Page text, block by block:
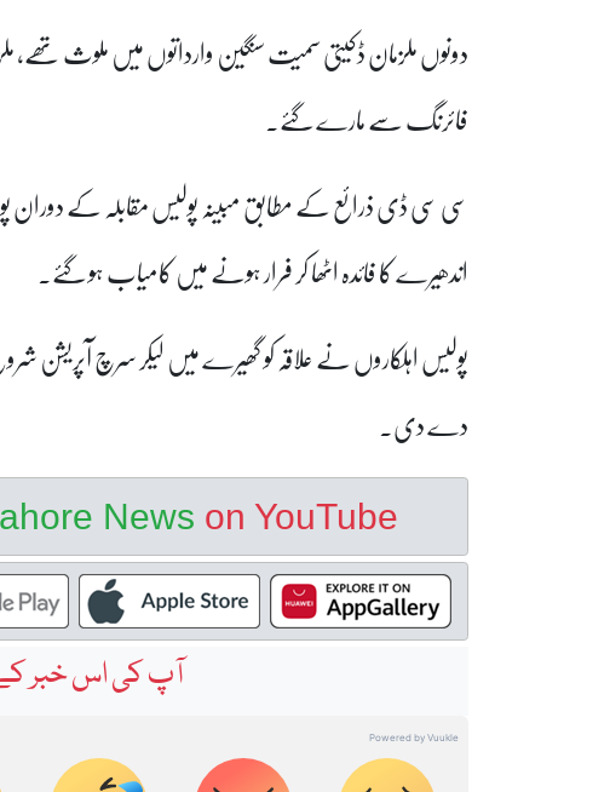
دونوں ملزمان ڈکیتی سمیت سنگین وارداتوں میں ملوث تھے،
فائرنگ سے مارے گئے۔
سی سی ڈی ذرائع کے مطابق مبینہ پولیس مقابلہ کے دوران
اندھیرے کا فائدہ اٹھا کر فرار ہونے میں کامیاب ہو گئے۔
پولیس اہلکاروں نے علاقہ کو گھیرے میں لیکر سرچ آپریشن
دے دی۔
News on YouTube
آپ کی اس خبر